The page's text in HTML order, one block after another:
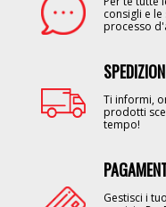
consigli e
processo
Ti informi,
prodotti
tempo!
Gestisci i